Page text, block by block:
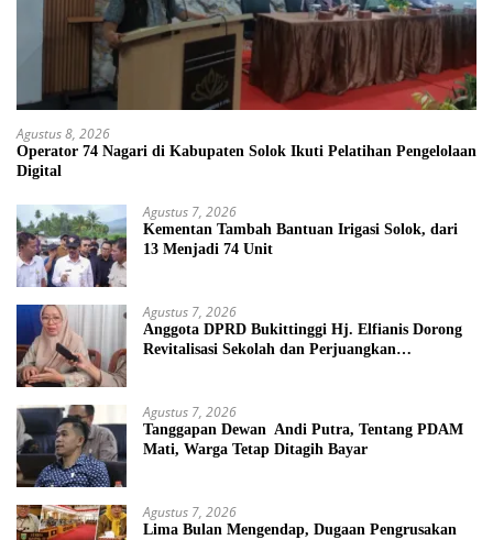
Agustus 8, 2026
Operator 74 Nagari di Kabupaten Solok Ikuti Pelatihan Pengelolaan
Digital
Agustus 7, 2026
Kementan Tambah Bantuan Irigasi Solok, dari
13 Menjadi 74 Unit
Agustus 7, 2026
Anggota DPRD Bukittinggi Hj. Elfianis Dorong
Revitalisasi Sekolah dan Perjuangkan
Agustus 7, 2026
Tanggapan Dewan Andi Putra, Tentang PDAM
Mati, Warga Tetap Ditagih Bayar
Agustus 7, 2026
Lima Bulan Mengendap, Dugaan Pengrusakan